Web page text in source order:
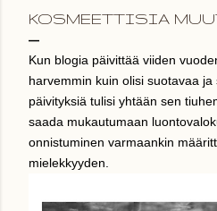
KOSMEETTISIA
Kun blogia päivittää viiden
harvemmin kuin olisi suotavaa
päivityksiä tulisi yhtään sen
saada mukautumaan
onnistuminen varmaankin
mielekkyyden.